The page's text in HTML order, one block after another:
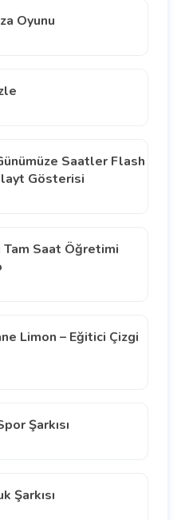
Oyunu
Saatler Flash
Gösterisi
Saat Öğretimi
Limon – Eğitici Çizgi
Şarkısı
Şarkısı